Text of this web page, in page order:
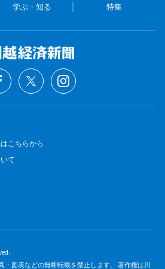
学ぶ・知る 特集
こちらから
て
・図表などの無断転載を禁止します。 著作権は川